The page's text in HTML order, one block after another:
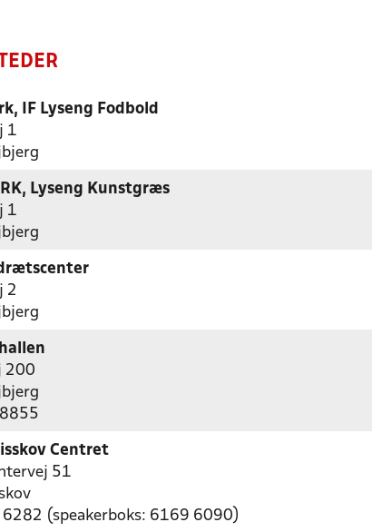
IF Lyseng Fodbold
1
Lyseng Kunstgræs
1
2
200
Centret
51
6282 (speakerboks: 6169 6090)